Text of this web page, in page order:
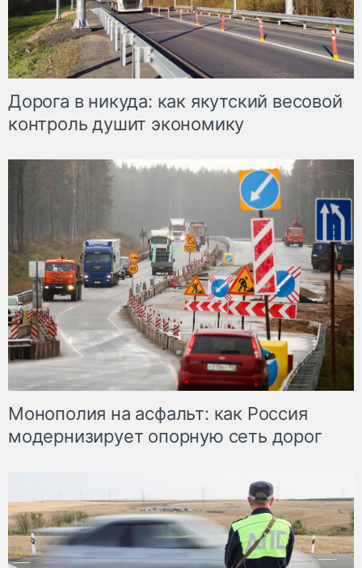
Дорога в никуда: как якутский весовой
контроль душит экономику
Монополия на асфальт: как Россия
модернизирует опорную сеть дорог